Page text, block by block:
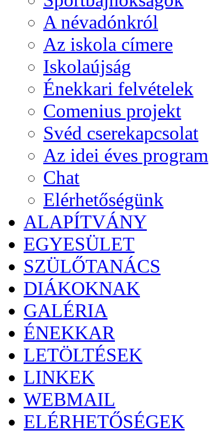
A névadónkról
Az iskola címere
Iskolaújság
Énekkari felvételek
Comenius projekt
Svéd cserekapcsolat
Az idei éves program
Chat
Elérhetőségünk
ALAPÍTVÁNY
EGYESÜLET
SZÜLŐTANÁCS
DIÁKOKNAK
GALÉRIA
ÉNEKKAR
LETÖLTÉSEK
LINKEK
WEBMAIL
ELÉRHETŐSÉGEK